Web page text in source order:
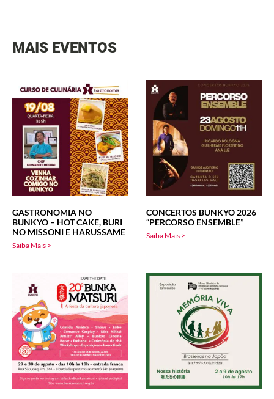
MAIS EVENTOS
GASTRONOMIA NO
BUNKYO – HOT CAKE, BURI
NO MISSONI E HARUSSAME
Saiba Mais >
CONCERTOS BUNKYO 2026
“PERCORSO ENSEMBLE”
Saiba Mais >